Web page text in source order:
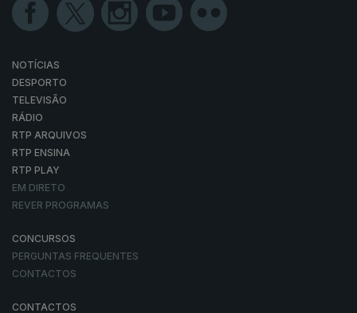
NOTÍCIAS
DESPORTO
TELEVISÃO
RÁDIO
RTP ARQUIVOS
RTP ENSINA
RTP PLAY
EM DIRETO
REVER PROGRAMAS
CONCURSOS
PERGUNTAS FREQUENTES
CONTACTOS
CONTACTOS